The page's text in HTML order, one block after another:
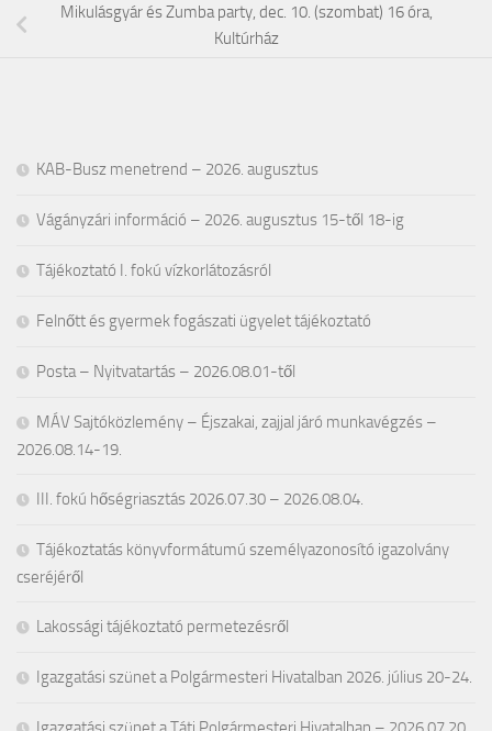
Mikulásgyár és Zumba party, dec. 10. (szombat) 16 óra,
Kultúrház
KAB-Busz menetrend – 2026. augusztus
Vágányzári információ – 2026. augusztus 15-től 18-ig
Tájékoztató I. fokú vízkorlátozásról
Felnőtt és gyermek fogászati ügyelet tájékoztató
Posta – Nyitvatartás – 2026.08.01-től
MÁV Sajtóközlemény – Éjszakai, zajjal járó munkavégzés –
2026.08.14-19.
III. fokú hőségriasztás 2026.07.30 – 2026.08.04.
Tájékoztatás könyvformátumú személyazonosító igazolvány
cseréjéről
Lakossági tájékoztató permetezésről
Igazgatási szünet a Polgármesteri Hivatalban 2026. július 20-24.